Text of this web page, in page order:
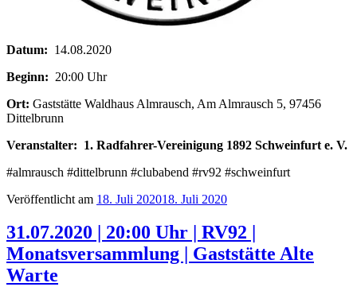
Datum: 14.08.2020
Beginn: 20:00 Uhr
Ort: Gaststätte Waldhaus Almrausch, Am Almrausch 5, 97456
Dittelbrunn
Veranstalter: 1. Radfahrer-Vereinigung 1892 Schweinfurt e. V.
#almrausch‬ #dittelbrunn #clubabend #rv92 #schweinfurt
Veröffentlicht am 18. Juli 202018. Juli 2020
31.07.2020 | 20:00 Uhr | RV92 |
Monatsversammlung | Gaststätte Alte
Warte